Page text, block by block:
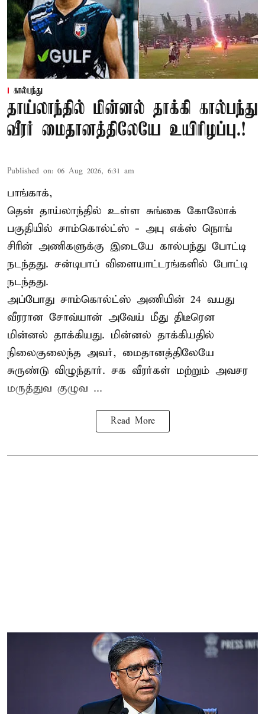
கால்பந்து
தாய்லாந்தில் மின்னல் தாக்கி கால்பந்து
வீரர் மைதானத்திலேயே உயிரிழப்பு.!
Published on: 06 Aug 2026, 6:31 am
பாங்காக்,
தென் தாய்லாந்தில் உள்ள சுங்கை கோலோக்
பகுதியில் சாம்கொல்ட்ஸ் - அபு எக்ஸ் நொங்
சிரின் அணிகளுக்கு இடையே கால்பந்து போட்டி
நடந்தது. சன்டிபாப் விளையாட்டரங்களில் போட்டி
நடந்தது.
அப்போது சாம்கொல்ட்ஸ் அணியின் 24 வயது
வீரரான சோவ்யான் அவேய் மீது திடீரென
மின்னல் தாக்கியது. மின்னல் தாக்கியதில்
நிலைகுலைந்த அவர், மைதானத்திலேயே
சுருண்டு விழுந்தார். சக வீரர்கள் மற்றும் அவசர
மருத்துவ குழுவ ...
Read More